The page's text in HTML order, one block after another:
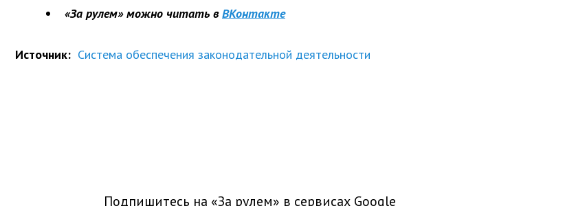
«За рулем» можно читать в ВКонтакте
Источник: Система обеспечения законодательной деятельности
Подпишитесь на «За рулем» в сервисах Google